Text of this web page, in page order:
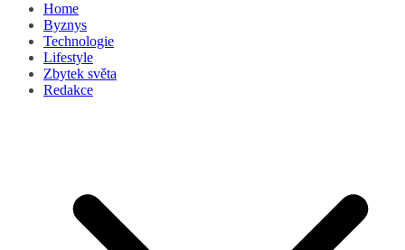
Home
Byznys
Technologie
Lifestyle
Zbytek světa
Redakce